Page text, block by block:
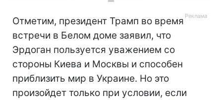
Отметим, президент Трамп во время
встречи в Белом доме заявил, что
Эрдоган пользуется уважением со
стороны Киева и Москвы и способен
приблизить мир в Украине. Но это
произойдет только при условии, если